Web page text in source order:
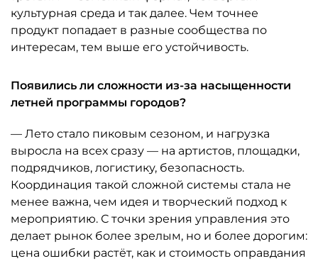
культурная среда и так далее. Чем точнее
продукт попадает в разные сообщества по
интересам, тем выше его устойчивость.
Появились ли сложности из-за насыщенности
летней программы городов?
— Лето стало пиковым сезоном, и нагрузка
выросла на всех сразу — на артистов, площадки,
подрядчиков, логистику, безопасность.
Координация такой сложной системы стала не
менее важна, чем идея и творческий подход к
мероприятию. С точки зрения управления это
делает рынок более зрелым, но и более дорогим:
цена ошибки растёт, как и стоимость оправдания